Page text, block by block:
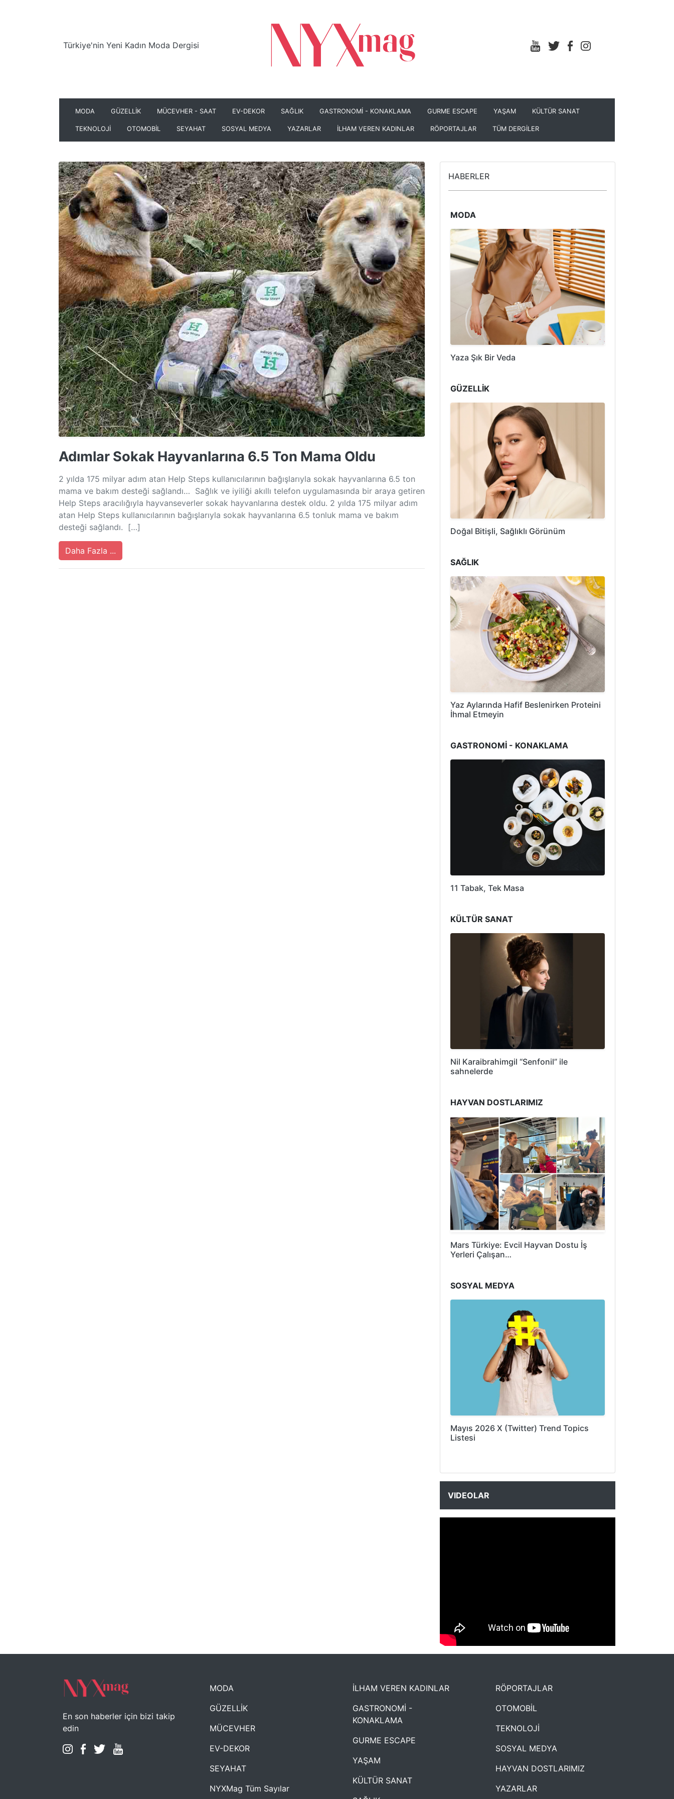
Türkiye'nin Yeni Kadın Moda Dergisi
MODA GÜZELLİK MÜCEVHER - SAAT EV-DEKOR SAĞLIK GASTRONOMİ - KONAKLAMA GURME ESCAPE YAŞAM KÜLTÜR SANAT
TEKNOLOJİ OTOMOBİL SEYAHAT SOSYAL MEDYA YAZARLAR İLHAM VEREN KADINLAR RÖPORTAJLAR TÜM DERGİLER
Adımlar Sokak Hayvanlarına 6.5 Ton Mama Oldu
2 yılda 175 milyar adım atan Help Steps kullanıcılarının bağışlarıyla sokak hayvanlarına 6.5 ton
mama ve bakım desteği sağlandı… Sağlık ve iyiliği akıllı telefon uygulamasında bir araya getiren
Help Steps aracılığıyla hayvanseverler sokak hayvanlarına destek oldu. 2 yılda 175 milyar adım
atan Help Steps kullanıcılarının bağışlarıyla sokak hayvanlarına 6.5 tonluk mama ve bakım
desteği sağlandı. […]
Daha Fazla ...
HABERLER
MODA
Yaza Şık Bir Veda
GÜZELLİK
Doğal Bitişli, Sağlıklı Görünüm
SAĞLIK
Yaz Aylarında Hafif Beslenirken Proteini
İhmal Etmeyin
GASTRONOMİ - KONAKLAMA
11 Tabak, Tek Masa
KÜLTÜR SANAT
Nil Karaibrahimgil “Senfonil” ile
sahnelerde
HAYVAN DOSTLARIMIZ
Mars Türkiye: Evcil Hayvan Dostu İş
Yerleri Çalışan…
SOSYAL MEDYA
Mayıs 2026 X (Twitter) Trend Topics
Listesi
VIDEOLAR
NYXmag 2. Yaş Kutlama Etkinliği
En son haberler için bizi takip
edin
MODA
GÜZELLİK
MÜCEVHER
EV-DEKOR
SEYAHAT
NYXMag Tüm Sayılar
İLHAM VEREN KADINLAR
GASTRONOMİ -
KONAKLAMA
GURME ESCAPE
YAŞAM
KÜLTÜR SANAT
RÖPORTAJLAR
OTOMOBİL
TEKNOLOJİ
SOSYAL MEDYA
HAYVAN DOSTLARIMIZ
YAZARLAR